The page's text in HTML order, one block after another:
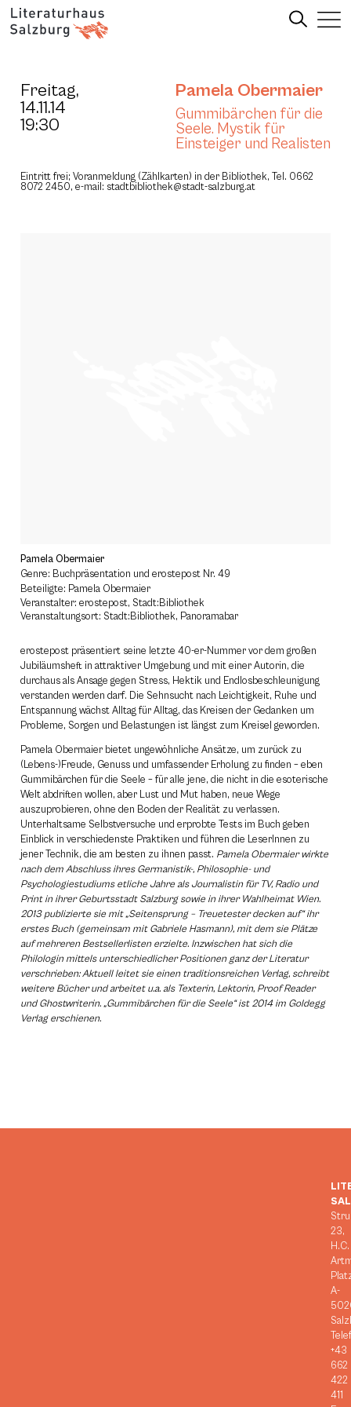
Freitag,
14.11.14
19:30
Pamela Obermaier
Gummibärchen für die
Seele. Mystik für
Einsteiger und Realisten
Eintritt frei; Voranmeldung (Zählkarten) in der Bibliothek, Tel. 0662
8072 2450, e-mail: stadtbibliothek@stadt-salzburg.at
Pamela Obermaier
Genre: Buchpräsentation und erostepost Nr. 49
Beteiligte: Pamela Obermaier
Veranstalter: erostepost, Stadt:Bibliothek
Veranstaltungsort: Stadt:Bibliothek, Panoramabar
erostepost präsentiert seine letzte 40-er-Nummer vor dem großen
Jubiläumsheft in attraktiver Umgebung und mit einer Autorin, die
durchaus als Ansage gegen Stress, Hektik und Endlosbeschleunigung
verstanden werden darf. Die Sehnsucht nach Leichtigkeit, Ruhe und
Entspannung wächst Alltag für Alltag, das Kreisen der Gedanken um
Probleme, Sorgen und Belastungen ist längst zum Kreisel geworden.
Pamela Obermaier bietet ungewöhnliche Ansätze, um zurück zu
(Lebens-)Freude, Genuss und umfassender Erholung zu finden – eben
Gummibärchen für die Seele – für alle jene, die nicht in die esoterische
Welt abdriften wollen, aber Lust und Mut haben, neue Wege
auszuprobieren, ohne den Boden der Realität zu verlassen.
Unterhaltsame Selbstversuche und erprobte Tests im Buch geben
Einblick in verschiedenste Praktiken und führen die LeserInnen zu
jener Technik, die am besten zu ihnen passt. Pamela Obermaier wirkte
nach dem Abschluss ihres Germanistik-, Philosophie- und
Psychologiestudiums etliche Jahre als Journalistin für TV, Radio und
Print in ihrer Geburtsstadt Salzburg sowie in ihrer Wahlheimat Wien.
2013 publizierte sie mit „Seitensprung – Treuetester decken auf“ ihr
erstes Buch (gemeinsam mit Gabriele Hasmann), mit dem sie Plätze
auf mehreren Bestsellerlisten erzielte. Inzwischen hat sich die
Philologin mittels unterschiedlicher Positionen ganz der Literatur
verschrieben: Aktuell leitet sie einen traditionsreichen Verlag, schreibt
weitere Bücher und arbeitet u.a. als Texterin, Lektorin, Proof Reader
und Ghostwriterin. „Gummibärchen für die Seele“ ist 2014 im Goldegg
Verlag erschienen.
23,
H.C.
A-
+43
662
422
411